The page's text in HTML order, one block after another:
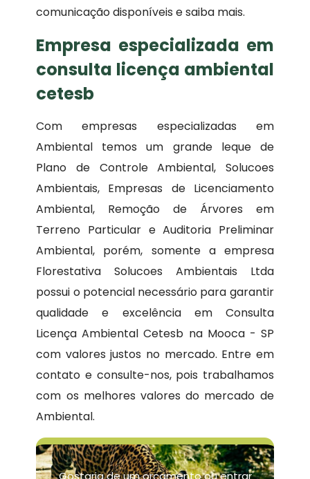
comunicação disponíveis e saiba mais.
Empresa especializada em
consulta licença ambiental
cetesb
Com empresas especializadas em
Ambiental temos um grande leque de
Plano de Controle Ambiental, Solucoes
Ambientais, Empresas de Licenciamento
Ambiental, Remoção de Árvores em
Terreno Particular e Auditoria Preliminar
Ambiental, porém, somente a empresa
Florestativa Solucoes Ambientais Ltda
possui o potencial necessário para garantir
qualidade e excelência em Consulta
Licença Ambiental Cetesb na Mooca - SP
com valores justos no mercado. Entre em
contato e consulte-nos, pois trabalhamos
com os melhores valores do mercado de
Ambiental.
Gostaria de um orçamento ou entrar